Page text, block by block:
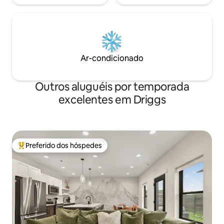
Ar-condicionado
Outros aluguéis por temporada
excelentes em Driggs
Entre os melhores preferidos dos hóspedes
Preferido dos hóspedes